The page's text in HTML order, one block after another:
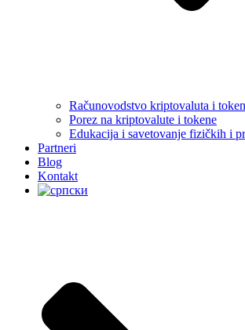
Računovodstvo kriptovaluta i
Porez na kriptovalute i tokene
Edukacija i savetovanje fizičkih i
Partneri
Blog
Kontakt